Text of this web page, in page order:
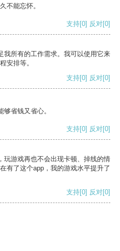
不能忘怀。
支持[0] 反对[0]
我所有的工作需求。我可以使用它来
安排等。
支持[0] 反对[0]
省钱又省心。
支持[0] 反对[0]
玩游戏再也不会出现卡顿、掉线的情
有了这个app，我的游戏水平提升了
支持[0] 反对[0]